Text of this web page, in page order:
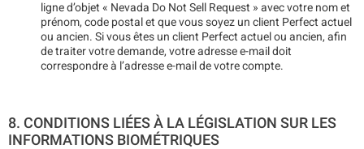
ligne d’objet « Nevada Do Not Sell Request » avec votre nom et
prénom, code postal et que vous soyez un client Perfect actuel
ou ancien. Si vous êtes un client Perfect actuel ou ancien, afin
de traiter votre demande, votre adresse e-mail doit
correspondre à l’adresse e-mail de votre compte.
8. CONDITIONS LIÉES À LA LÉGISLATION SUR LES
INFORMATIONS BIOMÉTRIQUES